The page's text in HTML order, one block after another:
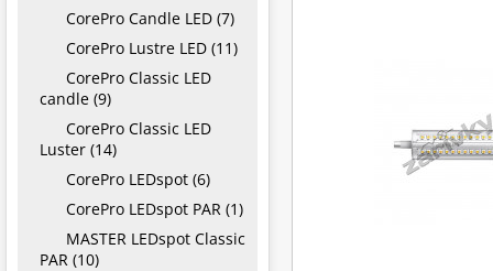
CorePro Candle LED (7)
CorePro Lustre LED (11)
CorePro Classic LED
candle (9)
CorePro Classic LED
Luster (14)
CorePro LEDspot (6)
CorePro LEDspot PAR (1)
MASTER LEDspot Classic
PAR (10)